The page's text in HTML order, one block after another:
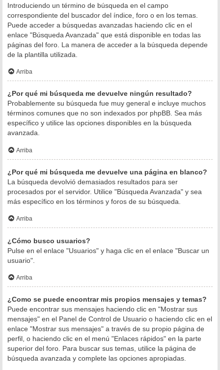
Introduciendo un término de búsqueda en el campo
correspondiente del buscador del índice, foro o en los temas.
Puede acceder a búsquedas avanzadas haciendo clic en el
enlace "Búsqueda Avanzada" que está disponible en todas las
páginas del foro. La manera de acceder a la búsqueda depende
de la plantilla utilizada.
Arriba
¿Por qué mi búsqueda me devuelve ningún resultado?
Probablemente su búsqueda fue muy general e incluye muchos
términos comunes que no son indexados por phpBB. Sea más
específico y utilice las opciones disponibles en la búsqueda
avanzada.
Arriba
¿Por qué mi búsqueda me devuelve una página en blanco?
La búsqueda devolvió demasiados resultados para ser
procesados por el servidor. Utilice "Búsqueda Avanzada" y sea
más específico en los términos y foros de su búsqueda.
Arriba
¿Cómo busco usuarios?
Pulse en el enlace "Usuarios" y haga clic en el enlace "Buscar un
usuario".
Arriba
¿Como se puede encontrar mis propios mensajes y temas?
Puede encontrar sus mensajes haciendo clic en "Mostrar sus
mensajes" en el Panel de Control de Usuario o haciendo clic en el
enlace "Mostrar sus mensajes" a través de su propio página de
perfil, o haciendo clic en el menú "Enlaces rápidos" en la parte
superior del foro. Para buscar sus temas, utilice la página de
búsqueda avanzada y complete las opciones apropiadas.